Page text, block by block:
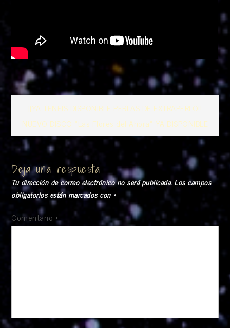
Navegación
de
entradas
¡¡YA TENEIS DISPONIBLE PERLAS DE EXTRAPERLO!!
NUEVO DISCO «Las Flores del Ahora» YA DISPONIBLE
Deja una respuesta
Tu dirección de correo electrónico no será publicada. Los campos
obligatorios están marcados con *
Comentario *